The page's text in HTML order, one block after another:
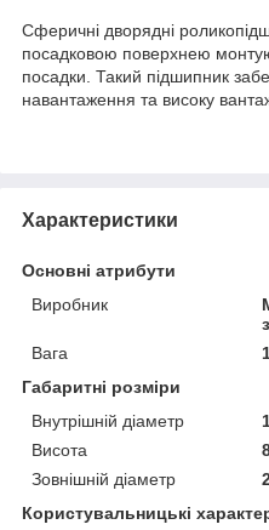
Сферичні дворядні
посадковою поверхнею
посадки. Такий підшипник
навантаження та високу
Характеристики
Основні атрибути
Виробник
Вага
Габаритні розміри
Внутрішній діаметр
Висота
Зовнішній діаметр
Користувальницькі